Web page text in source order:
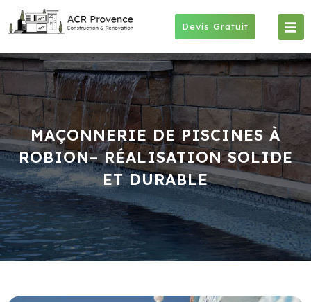
Devis Gratuit
MAÇONNERIE DE PISCINES À
ROBION– RÉALISATION SOLIDE
ET DURABLE